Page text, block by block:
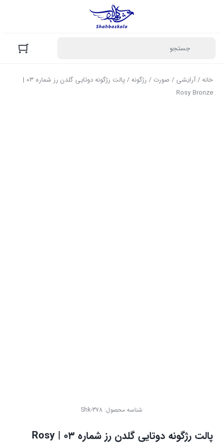
خانه/آرایشی / صورت / رژگونه
/ پالت رژگونه دوتایی گلدن رز شماره ۰۳ |
Rosy Bronze
شناسه محصول: Shk-378
پالت رژگونه دوتایی گلدن رز شماره ۰۳ | Rosy